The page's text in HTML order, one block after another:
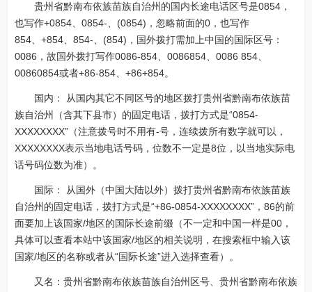
贵州省黔南布依族苗族自治州的国内长途电话区号是0854，
也写作+0854、0854-、(0854)，忽略前面的0，也写作
854、+854、854-、(854)，国外拨打需加上中国的国际区号：
0086，故国外拨打写作0086-854、0086854、0086 854、
00860854或者+86-854、+86+854。
国内： 从国内其它不同区号的地区拨打贵州省黔南布依族苗
族自治州（含其下县市）的固定电话，拨打方式是“0854-
XXXXXXXX”（注意拨号时不用有-号，连续拨所有数字就可以，
XXXXXXXX表示当地电话号码，位数不一定是8位，以当地实际电
话号码位数为准）。
国际： 从国外（中国大陆以外）拨打贵州省黔南布依族苗族
自治州的固定电话，拨打方式是“+86-0854-XXXXXXXX”，86的前
面要加上该国家/地区的国际长途前缀（不一定和中国一样是00，
具体可以查看本站中该国家/地区的相关说明，在搜索框中输入该
国家/地区的名称或者从“国际长途”进入选择查看）。
又名：贵州省黔南布依族苗族自治州区号、贵州省黔南布依族